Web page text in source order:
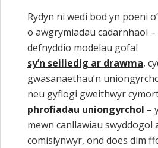
Rydyn ni wedi bod yn poeni
o awgrymiadau cadarnhaol
defnyddio modelau gofal
sy’n seiliedig ar drawma,
gwasanaethau’n
neu gyflogi gweithwyr
phrofiadau uniongyrchol –
mewn canllawiau swyddogol
comisiynwyr, ond does dim